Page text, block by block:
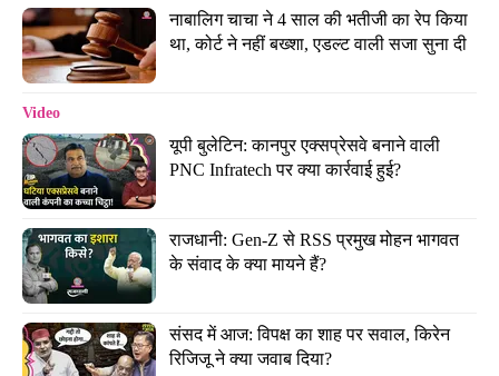
नाबालिग चाचा ने 4 साल की भतीजी का रेप किया
था, कोर्ट ने नहीं बख्शा, एडल्ट वाली सजा सुना दी
Video
यूपी बुलेटिन: कानपुर एक्सप्रेसवे बनाने वाली
PNC Infratech पर क्या कार्रवाई हुई?
राजधानी: Gen-Z से RSS प्रमुख मोहन भागवत
के संवाद के क्या मायने हैं?
संसद में आज: विपक्ष का शाह पर सवाल, किरेन
रिजिजू ने क्या जवाब दिया?